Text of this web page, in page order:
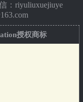
：riyuliuxuejiuye
授权商标